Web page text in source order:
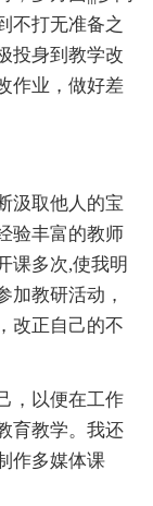
不打无准备之
投身到教学改
作业，做好差
取他人的宝
验丰富的教师
课多次,使我明
加教研活动，
改正自己的不
以便在工作
育教学。我还
作多媒体课